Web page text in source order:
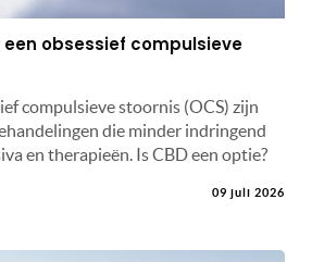
een obsessief compulsieve
compulsieve stoornis (OCS) zijn
die minder indringend
en therapieën. Is CBD een optie?
09 juli 2026